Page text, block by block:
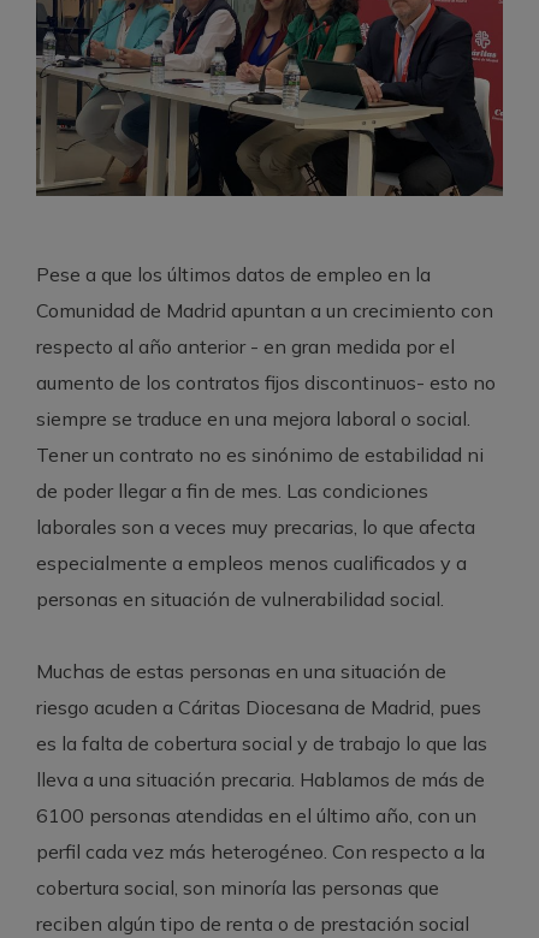
Pese a que los últimos datos de empleo en la
Comunidad de Madrid apuntan a un crecimiento con
respecto al año anterior - en gran medida por el
aumento de los contratos fijos discontinuos- esto no
siempre se traduce en una mejora laboral o social.
Tener un contrato no es sinónimo de estabilidad ni
de poder llegar a fin de mes. Las condiciones
laborales son a veces muy precarias, lo que afecta
especialmente a empleos menos cualificados y a
personas en situación de vulnerabilidad social.
Muchas de estas personas en una situación de
riesgo acuden a Cáritas Diocesana de Madrid, pues
es la falta de cobertura social y de trabajo lo que las
lleva a una situación precaria. Hablamos de más de
6100 personas atendidas en el último año, con un
perfil cada vez más heterogéneo. Con respecto a la
cobertura social, son minoría las personas que
reciben algún tipo de renta o de prestación social